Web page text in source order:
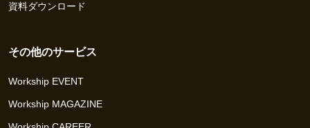
資料ダウンロード
その他のサービス
Workship EVENT
Workship MAGAZINE